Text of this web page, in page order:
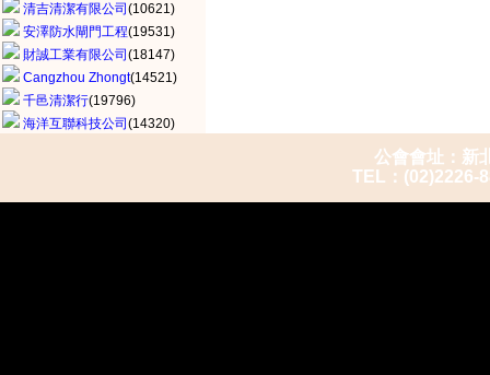
清吉清潔有限公司 (10621)
安澤防水閘門工程(19531)
財誠工業有限公司 (18147)
Cangzhou Zhongt(14521)
千邑清潔行(19796)
海洋互聯科技公司 (14320)
公會會址：新
TEL：